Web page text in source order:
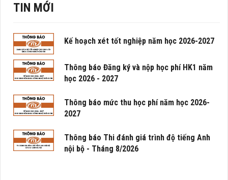
TIN MỚI
Kế hoạch xét tốt nghiệp năm học 2026-2027
Thông báo Đăng ký và nộp học phí HK1 năm
học 2026 - 2027
Thông báo mức thu học phí năm học 2026-
2027
Thông báo Thi đánh giá trình độ tiếng Anh
nội bộ - Tháng 8/2026